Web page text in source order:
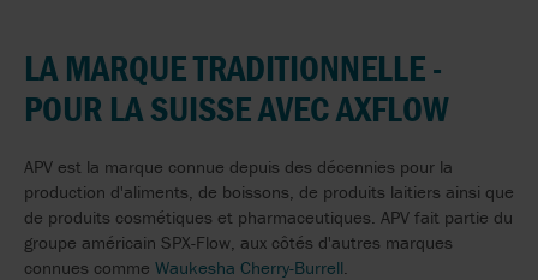
LA MARQUE TRADITIONNELLE -
POUR LA SUISSE AVEC AXFLOW
APV est la marque connue depuis des décennies pour la
production d'aliments, de boissons, de produits laitiers ainsi que
de produits cosmétiques et pharmaceutiques. APV fait partie du
groupe américain SPX-Flow, aux côtés d'autres marques
connues comme Waukesha Cherry-Burrell